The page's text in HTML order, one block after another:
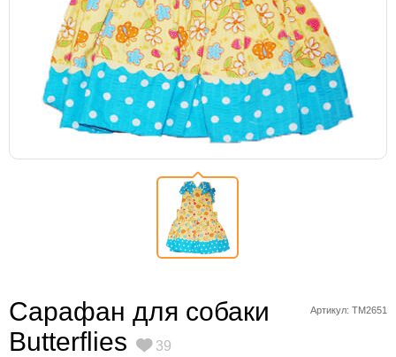
Артикул: TM2651
Cарафан для собаки
Butterflies
39